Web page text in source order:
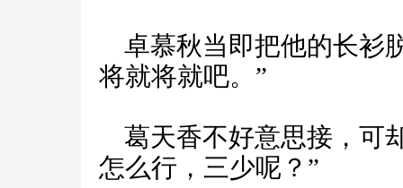
卓慕秋当即把他的长衫
将就将就吧。”
葛天香不好意思接，可
怎么行，三少呢？”